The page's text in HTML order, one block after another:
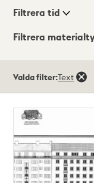
Visningsläge
Filtrera tid
Filtrera
träffar
Valda filter:Text